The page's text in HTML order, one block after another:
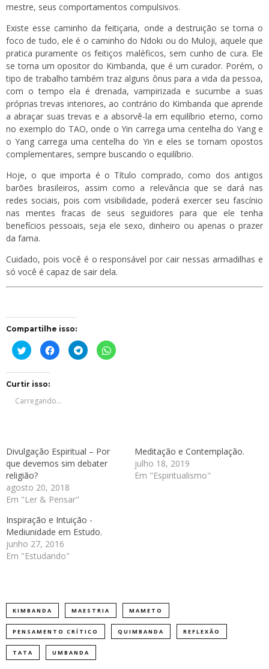
mestre, seus comportamentos compulsivos.
Existe esse caminho da feitiçaria, onde a destruição se torna o
foco de tudo, ele é o caminho do Ndoki ou do Muloji, aquele que
pratica puramente os feitiços maléficos, sem cunho de cura. Ele
se torna um opositor do Kimbanda, que é um curador. Porém, o
tipo de trabalho também traz alguns ônus para a vida da pessoa,
com o tempo ela é drenada, vampirizada e sucumbe a suas
próprias trevas interiores, ao contrário do Kimbanda que aprende
a abraçar suas trevas e a absorvê-la em equilíbrio eterno, como
no exemplo do TAO, onde o Yin carrega uma centelha do Yang e
o Yang carrega uma centelha do Yin e eles se tornam opostos
complementares, sempre buscando o equilíbrio.
Hoje, o que importa é o Título comprado, como dos antigos
barões brasileiros, assim como a relevância que se dará nas
redes sociais, pois com visibilidade, poderá exercer seu fascínio
nas mentes fracas de seus seguidores para que ele tenha
benefícios pessoais, seja ele sexo, dinheiro ou apenas o prazer
da fama.
Cuidado, pois você é o responsável por cair nessas armadilhas e
só você é capaz de sair dela.
Compartilhe isso:
Clique
para
compartilhar
em
janela)
Clique
para
compartilhar
janela)
Clique
para
compartilhar
Clique
para
Curtir isso:
Carregando...
Divulgação Espiritual – Por
que devemos sim debater
religião?
agosto 20, 2018
Em "Ler & Pensar"
Meditação e Contemplação.
julho 18, 2019
Em "Espiritualismo"
Inspiração e Intuição -
Mediunidade em Estudo.
junho 27, 2016
Em "Estudando"
KIMBANDA MAESTRIA MAMETO
PENSAMENTO CRÍTICO QUIMBANDA REFLEXÃO
TATA UMBANDA